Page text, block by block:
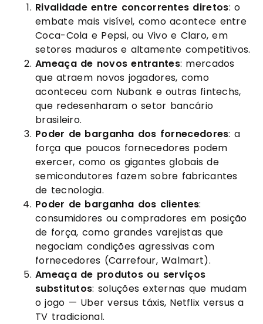
Rivalidade entre concorrentes diretos: o
embate mais visível, como acontece entre
Coca-Cola e Pepsi, ou Vivo e Claro, em
setores maduros e altamente competitivos.
Ameaça de novos entrantes: mercados
que atraem novos jogadores, como
aconteceu com Nubank e outras fintechs,
que redesenharam o setor bancário
brasileiro.
Poder de barganha dos fornecedores: a
força que poucos fornecedores podem
exercer, como os gigantes globais de
semicondutores fazem sobre fabricantes
de tecnologia.
Poder de barganha dos clientes:
consumidores ou compradores em posição
de força, como grandes varejistas que
negociam condições agressivas com
fornecedores (Carrefour, Walmart).
Ameaça de produtos ou serviços
substitutos: soluções externas que mudam
o jogo — Uber versus táxis, Netflix versus a
TV tradicional.